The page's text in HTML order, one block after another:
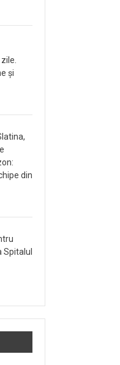
și
din
Spitalul